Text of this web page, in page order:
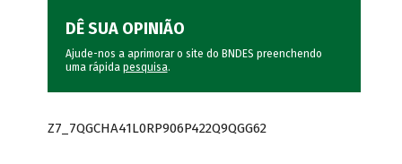
DÊ SUA OPINIÃO
Ajude-nos a aprimorar o site do BNDES preenchendo
uma rápida pesquisa.
Z7_7QGCHA41L0RP906P422Q9QGG62